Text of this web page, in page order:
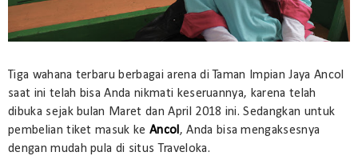
Tiga wahana terbaru berbagai arena di Taman Impian Jaya Ancol
saat ini telah bisa Anda nikmati keseruannya, karena telah
dibuka sejak bulan Maret dan April 2018 ini. Sedangkan untuk
pembelian tiket masuk keAncol, Anda bisa mengaksesnya
dengan mudah pula di situs Traveloka.